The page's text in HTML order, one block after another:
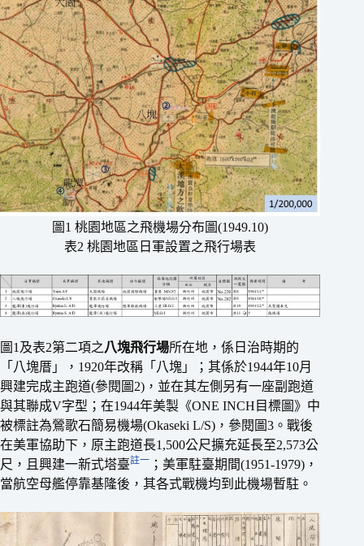
圖1 桃園地區之飛機場分布圖(1949.10)
表2 桃園地區日軍設置之飛行場表
圖1及表2第二項之 八塊飛行場所在地，係日治時期的
「八塊厝」，1920年改稱「八塊」；其係於1944年10月
興建完成主跑道(參閱圖2)，並在其左側另有一座副跑道
與其聯成V字型；在1944年美製《ONE INCH目標圖》中
被標註為鶯歌石簡易機場(Okaseki L/S)，參閱圖3。戰後
在美軍協助下，原主跑道長1,500公尺擴充延長至2,573公
尺，且興建一新式塔臺註一 ；美軍駐臺期間(1951-1979)，
當航空母艦停靠基隆後，其各式戰機均到此機場暫駐。